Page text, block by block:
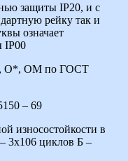
защиты ІР20, и с
рейку так и
означает
ІР00
О*, ОМ по ГОСТ
– 69
износостойкости в
3х106 циклов Б –